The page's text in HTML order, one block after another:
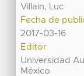
Villain, Luc
Fecha de
2017-03-16
Editor
Universidad
México